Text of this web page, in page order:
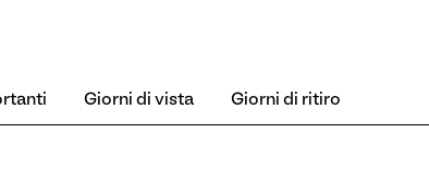
Giorni di vista Giorni di ritiro